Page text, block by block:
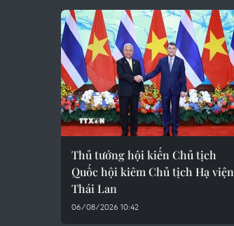
Thủ tướng hội kiến Chủ tịch
Quốc hội kiêm Chủ tịch Hạ viện
Thái Lan
06/08/2026 10:42